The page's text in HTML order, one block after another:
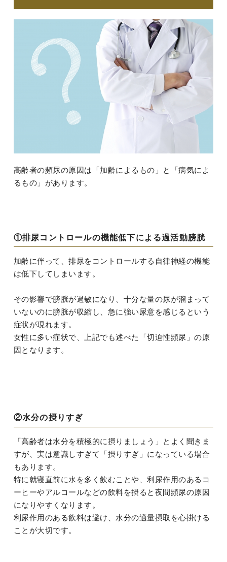
高齢者の頻尿の原因は「加齢によるもの」と「病気によ
るもの」があります。
①排尿コントロールの機能低下による過活動膀胱
加齢に伴って、排尿をコントロールする自律神経の機能
は低下してしまいます。
その影響で膀胱が過敏になり、十分な量の尿が溜まって
いないのに膀胱が収縮し、急に強い尿意を感じるという
症状が現れます。
女性に多い症状で、上記でも述べた「切迫性頻尿」の原
因となります。
②水分の摂りすぎ
「高齢者は水分を積極的に摂りましょう」とよく聞きま
すが、実は意識しすぎて「摂りすぎ」になっている場合
もあります。
特に就寝直前に水を多く飲むことや、利尿作用のあるコ
ーヒーやアルコールなどの飲料を摂ると夜間頻尿の原因
になりやすくなります。
利尿作用のある飲料は避け、水分の適量摂取を心掛ける
ことが大切です。